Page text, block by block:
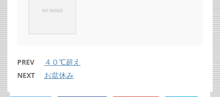
PREV ４０℃超え
NEXT お盆休み